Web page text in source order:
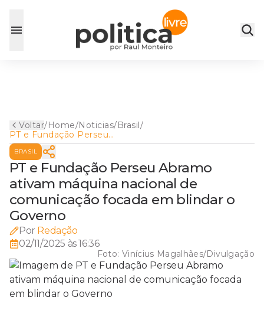
Voltar/Home/Noticias/Brasil/
PT e Fundação Perseu
Abramo ativam máquina
nacional de comunicação
focada em blindar o Governo
BRASIL
PT e Fundação Perseu Abramo
ativam máquina nacional de
comunicação focada em blindar o
Governo
Por Redação
02/11/2025 às 16:36
Foto: Vinícius Magalhães/Divulgação